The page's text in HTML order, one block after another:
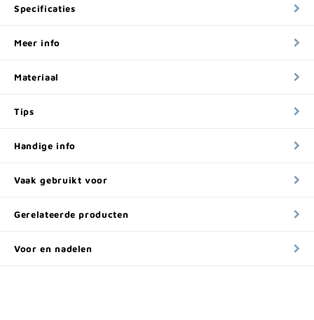
Specificaties
Meer info
Materiaal
Tips
Handige info
Vaak gebruikt voor
Gerelateerde producten
Voor en nadelen